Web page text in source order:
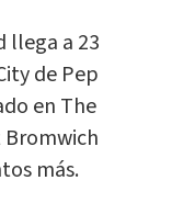
llega a 23
de Pep
en The
más.